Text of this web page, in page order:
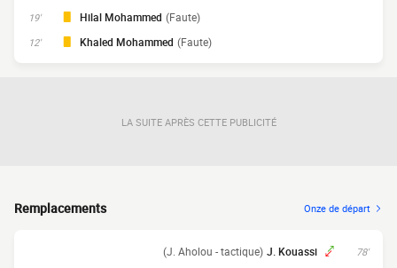
19' Hilal Mohammed (Faute)
12' Khaled Mohammed (Faute)
LA SUITE APRÈS CETTE PUBLICITÉ
Remplacements Onze de départ
78'
J. Kouassi
(J. Aholou - tactique)